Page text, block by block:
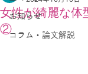
お知らせ
コラム・論文解説
女性が綺麗な体
②